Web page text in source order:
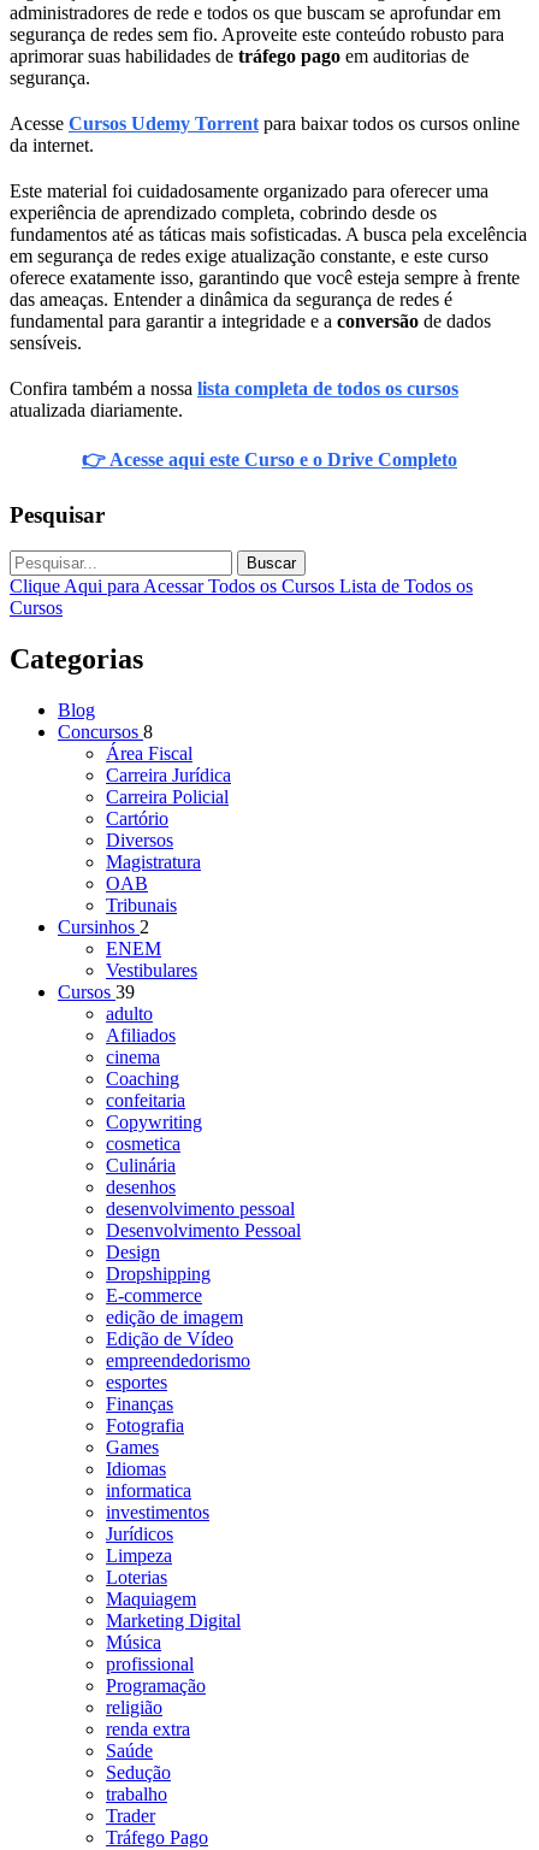
administradores de rede e todos os que buscam se aprofundar em
segurança de redes sem fio. Aproveite este conteúdo robusto para
aprimorar suas habilidades de tráfego pago em auditorias de
segurança.
Acesse Cursos Udemy Torrent para baixar todos os cursos online
da internet.
Este material foi cuidadosamente organizado para oferecer uma
experiência de aprendizado completa, cobrindo desde os
fundamentos até as táticas mais sofisticadas. A busca pela excelência
em segurança de redes exige atualização constante, e este curso
oferece exatamente isso, garantindo que você esteja sempre à frente
das ameaças. Entender a dinâmica da segurança de redes é
fundamental para garantir a integridade e a conversão de dados
sensíveis.
Confira também a nossa lista completa de todos os cursos
atualizada diariamente.
👉 Acesse aqui este Curso e o Drive Completo
Pesquisar
Buscar
Clique Aqui para Acessar Todos os Cursos Lista de Todos os
Cursos
Categorias
Blog
Concursos 8
Área Fiscal
Carreira Jurídica
Carreira Policial
Cartório
Diversos
Magistratura
OAB
Tribunais
Cursinhos 2
ENEM
Vestibulares
Cursos 39
adulto
Afiliados
cinema
Coaching
confeitaria
Copywriting
cosmetica
Culinária
desenhos
desenvolvimento pessoal
Desenvolvimento Pessoal
Design
Dropshipping
E-commerce
edição de imagem
Edição de Vídeo
empreendedorismo
esportes
Finanças
Fotografia
Games
Idiomas
informatica
investimentos
Jurídicos
Limpeza
Loterias
Maquiagem
Marketing Digital
Música
profissional
Programação
religião
renda extra
Saúde
Sedução
trabalho
Trader
Tráfego Pago